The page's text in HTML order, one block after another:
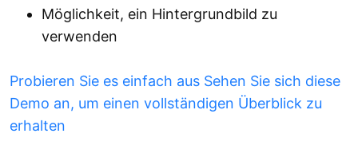
Möglichkeit, ein Hintergrundbild zu
verwenden
Probieren Sie es einfach aus Sehen Sie sich diese
Demo an, um einen vollständigen Überblick zu
erhalten